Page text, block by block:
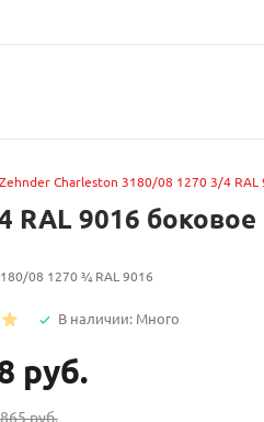
Charleston 3180/08 1270 3/4
RAL 9016
08 1270 ¾ RAL 9016
В наличии: Много
руб.
руб.